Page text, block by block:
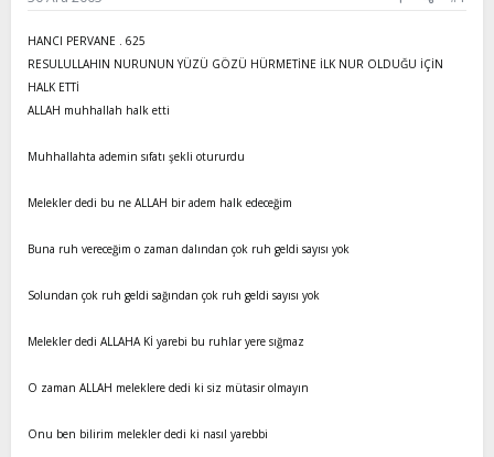
a
n
h
HANCI PERVANE . 625
RESULULLAHIN NURUNUN YÜZÜ GÖZÜ HÜRMETİNE İLK NUR OLDUĞU İÇİN
HALK ETTİ
ALLAH muhhallah halk etti
Muhhallahta ademin sıfatı şekli otururdu
Melekler dedi bu ne ALLAH bir adem halk edeceğim
Buna ruh vereceğim o zaman dalından çok ruh geldi sayısı yok
Solundan çok ruh geldi sağından çok ruh geldi sayısı yok
Melekler dedi ALLAHA Kİ yarebi bu ruhlar yere sığmaz
O zaman ALLAH meleklere dedi ki siz mütasir olmayın
Onu ben bilirim melekler dedi ki nasıl yarebbi